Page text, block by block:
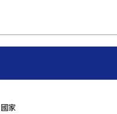
國家